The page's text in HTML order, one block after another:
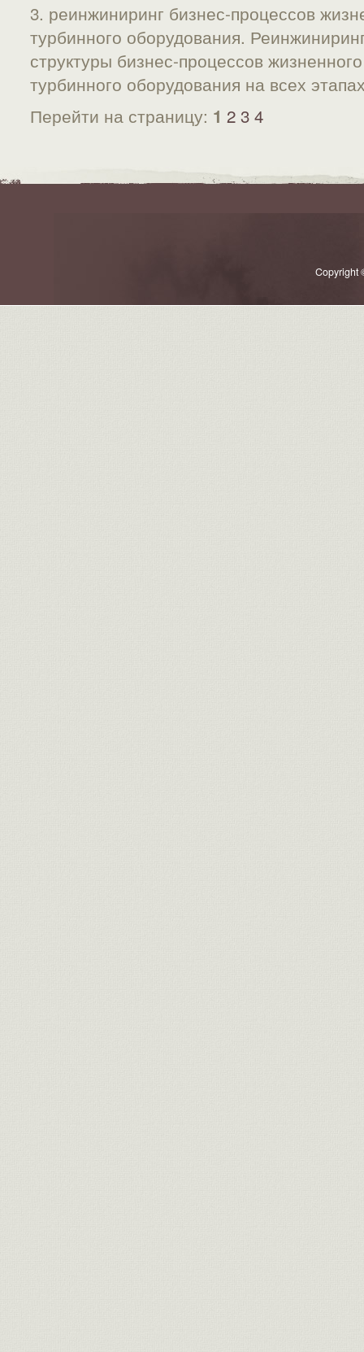
3. реинжиниринг бизнес-процессов
турбинного оборудования.
структуры бизнес-процессов
турбинного оборудования на всех
Перейти на страницу: 1 2 3 4
Copyright